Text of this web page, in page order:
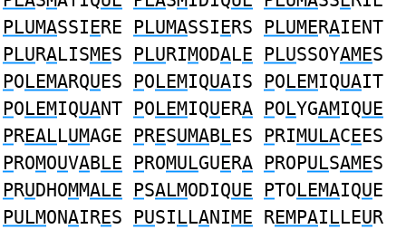
PLUMASSIERE PLUMASSIERS PLUMERAIENT
PLURALISMES PLURIMODALE PLUSSOYAMES
POLEMARQUES POLEMIQUAIS POLEMIQUAIT
POLEMIQUANT POLEMIQUERA POLYGAMIQUE
PREALLUMAGE PRESUMABLES PRIMULACEES
PROMOUVABLE PROMULGUERA PROPULSAMES
PRUDHOMMALE PSALMODIQUE PTOLEMAIQUE
PULMONAIRES PUSILLANIME REMPAILLEUR